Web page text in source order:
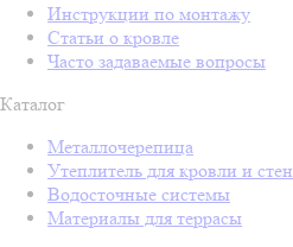
Инструкции по монтажу
Статьи о кровле
Часто задаваемые вопросы
Каталог
Металлочерепица
Утеплитель для кровли и стен
Водосточные системы
Материалы для террасы